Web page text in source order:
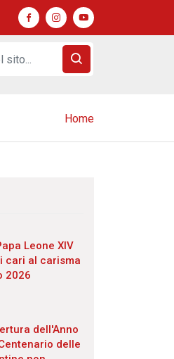
Home
Leone XIV
cari al carisma
2026
dell'Anno
delle